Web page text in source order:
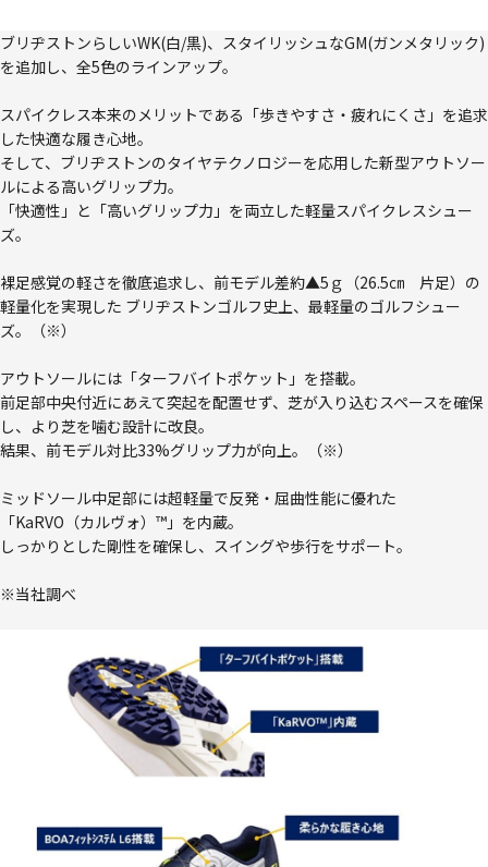
ブリヂストンらしいWK(白/黒)、スタイリッシュなGM(ガンメタリック)
を追加し、全5色のラインアップ。
スパイクレス本来のメリットである「歩きやすさ・疲れにくさ」を追求
した快適な履き心地。
そして、ブリヂストンのタイヤテクノロジーを応用した新型アウトソー
ルによる高いグリップ力。
「快適性」と「高いグリップ力」を両立した軽量スパイクレスシュー
ズ。
裸足感覚の軽さを徹底追求し、前モデル差約▲5ｇ（26.5㎝ 片足）の
軽量化を実現した ブリヂストンゴルフ史上、最軽量のゴルフシュー
ズ。（※）
アウトソールには「ターフバイトポケット」を搭載。
前足部中央付近にあえて突起を配置せず、芝が入り込むスペースを確保
し、より芝を噛む設計に改良。
結果、前モデル対比33%グリップ力が向上。（※）
ミッドソール中足部には超軽量で反発・屈曲性能に優れた
「KaRVO（カルヴォ）™」を内蔵。
しっかりとした剛性を確保し、スイングや歩行をサポート。
※当社調べ